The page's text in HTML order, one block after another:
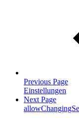
Previous Page
Einstellungen
Next Page